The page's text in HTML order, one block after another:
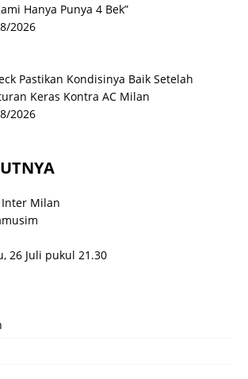
Hanya Punya 4 Bek”
2026
Pastikan Kondisinya Baik Setelah
Keras Kontra AC Milan
2026
Inter Milan
26 Juli pukul 21.30